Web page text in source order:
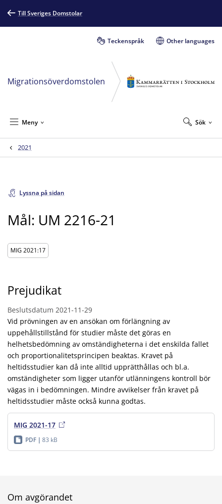
Till Sveriges Domstolar
Teckenspråk Other languages
Migrationsöverdomstolen
Sök
Meny
2021
Lyssna på sidan
Mål: UM 2216-21
MIG 2021:17
Prejudikat
Beslutsdatum 2021-11-29
Vid prövningen av en ansökan om förlängning av
uppehållstillstånd för studier måste det göras en
helhetsbedömning av omständigheterna i det enskilda fallet
och proportionalitetsprincipen beaktas. Kravet på
heltidsstudier kan då inte alltid upprätthållas och bl.a.
omständigheter som ligger utanför utlänningens kontroll bör
vägas in i bedömningen. Mindre avvikelser från kravet på
heltidsstudier måste också kunna godtas.
MIG 2021-17
PDF 83 kB
Om avgörandet